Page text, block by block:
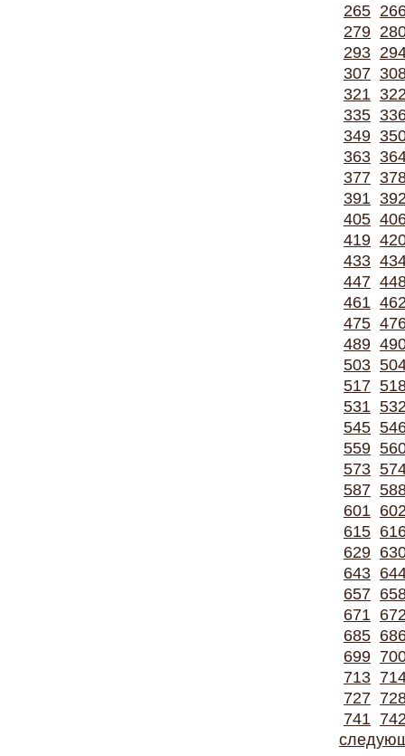
265
279
293
307
321
335
349
363
377
391
405
419
433
447
461
475
489
503
517
531
545
559
573
587
601
615
629
643
657
671
685
699
713
727
741